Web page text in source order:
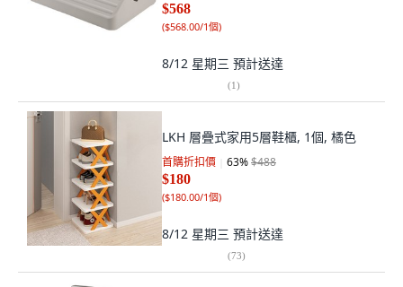
$568
($568.00/1個)
8/12 星期三 預計送達
(1)
LKH 層疊式家用5層鞋櫃, 1個, 橘色
首購折扣價 63%$488
$180
($180.00/1個)
8/12 星期三 預計送達
(73)